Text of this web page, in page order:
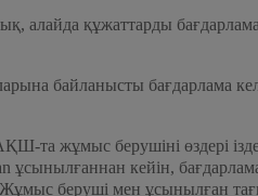
алайда құжаттарды
байланысты бағдарлама
та жұмыс берушіні өздері
ұсынылғаннан кейін,
Жұмыс беруші мен ұсынылған